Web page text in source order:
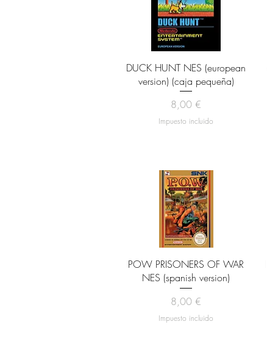
Vista rápida
DUCK HUNT NES (european
version) (caja pequeña)
Precio
8,00 €
Impuesto incluido
Vista rápida
POW PRISONERS OF WAR
NES (spanish version)
Precio
8,00 €
Impuesto incluido